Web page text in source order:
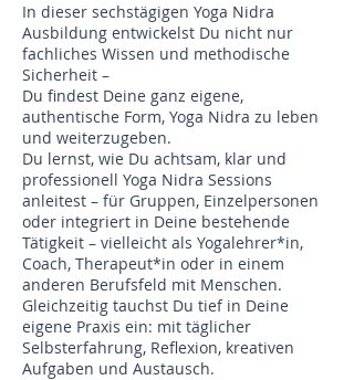
​​​In dieser sechstägigen Yoga Nidra
Ausbildung entwickelst Du nicht nur
fachliches Wissen und methodische
Sicherheit –
Du findest Deine ganz eigene,
authentische Form, Yoga Nidra zu leben
und weiterzugeben.
Du lernst, wie Du achtsam, klar und
professionell Yoga Nidra Sessions
anleitest – für Gruppen, Einzelpersonen
oder integriert in Deine bestehende
Tätigkeit – vielleicht als Yogalehrer*in,
Coach, Therapeut*in oder in einem
anderen Berufsfeld mit Menschen.
Gleichzeitig tauchst Du tief in Deine
eigene Praxis ein: mit täglicher
Selbsterfahrung, Reflexion, kreativen
Aufgaben und Austausch.